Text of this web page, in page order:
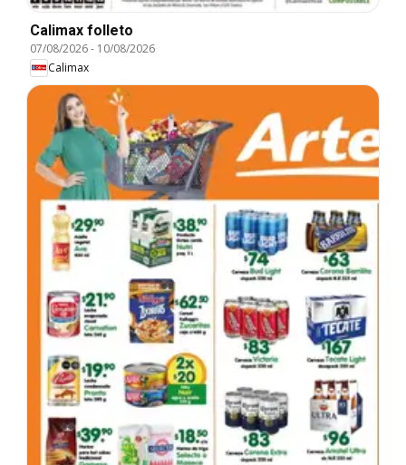
Calimax folleto
07/08/2026- 10/08/2026
Calimax